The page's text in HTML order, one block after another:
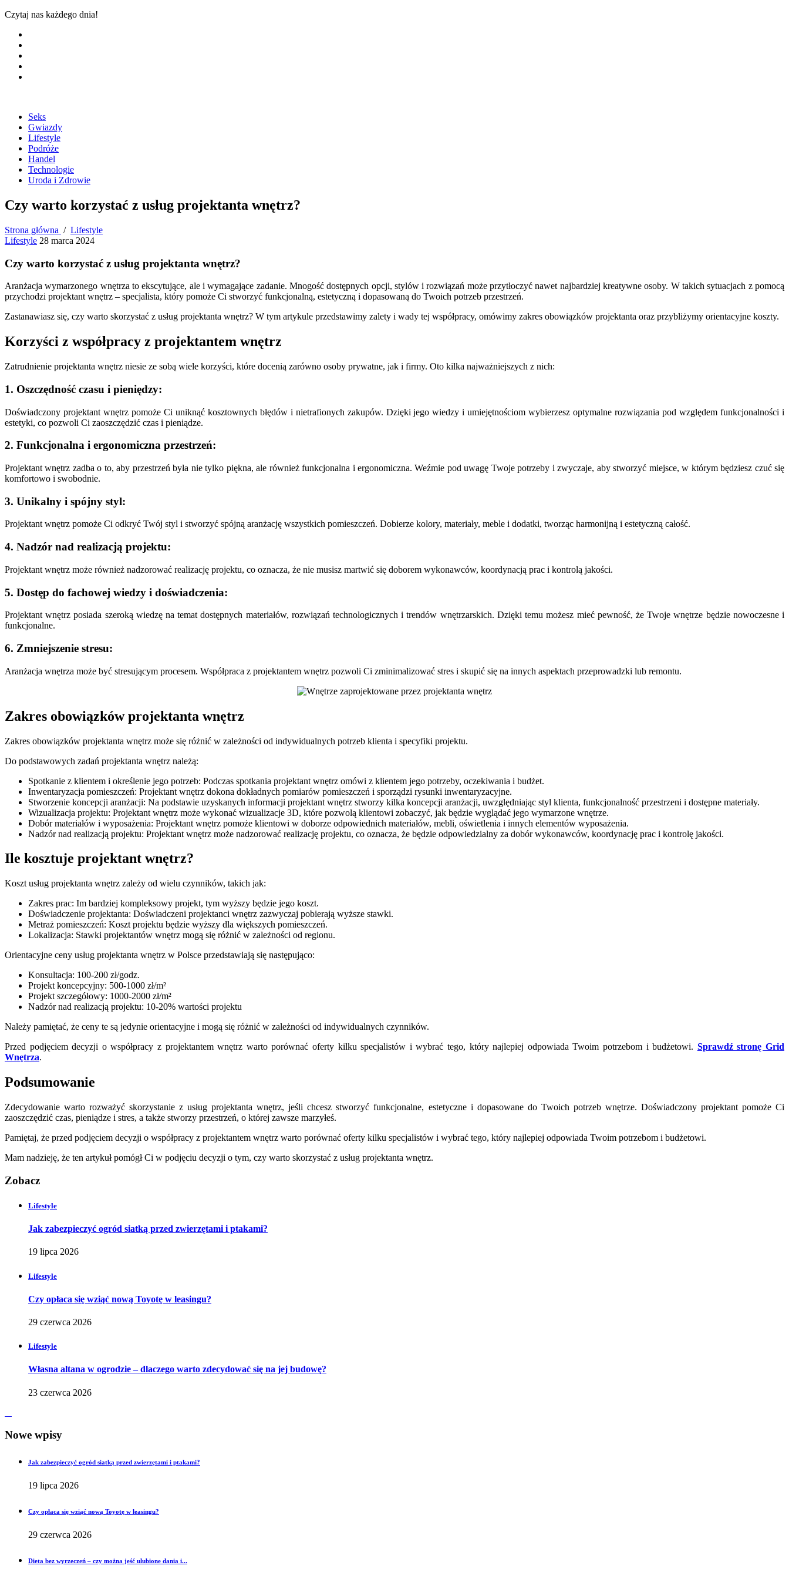
Czytaj nas każdego dnia!
Seks
Gwiazdy
Lifestyle
Podróże
Handel
Technologie
Uroda i Zdrowie
Czy warto korzystać z usług projektanta wnętrz?
Strona główna / Lifestyle
Lifestyle 28 marca 2024
Czy warto korzystać z usług projektanta wnętrz?
Aranżacja wymarzonego wnętrza to ekscytujące, ale i wymagające zadanie. Mnogość dostępnych opcji, stylów i rozwiązań może przytłoczyć nawet najbardziej kreatywne osoby. W takich sytuacjach z pomocą
przychodzi projektant wnętrz – specjalista, który pomoże Ci stworzyć funkcjonalną, estetyczną i dopasowaną do Twoich potrzeb przestrzeń.
Zastanawiasz się, czy warto skorzystać z usług projektanta wnętrz? W tym artykule przedstawimy zalety i wady tej współpracy, omówimy zakres obowiązków projektanta oraz przybliżymy orientacyjne koszty.
Korzyści z współpracy z projektantem wnętrz
Zatrudnienie projektanta wnętrz niesie ze sobą wiele korzyści, które docenią zarówno osoby prywatne, jak i firmy. Oto kilka najważniejszych z nich:
1. Oszczędność czasu i pieniędzy:
Doświadczony projektant wnętrz pomoże Ci uniknąć kosztownych błędów i nietrafionych zakupów. Dzięki jego wiedzy i umiejętnościom wybierzesz optymalne rozwiązania pod względem funkcjonalności i
estetyki, co pozwoli Ci zaoszczędzić czas i pieniądze.
2. Funkcjonalna i ergonomiczna przestrzeń:
Projektant wnętrz zadba o to, aby przestrzeń była nie tylko piękna, ale również funkcjonalna i ergonomiczna. Weźmie pod uwagę Twoje potrzeby i zwyczaje, aby stworzyć miejsce, w którym będziesz czuć się
komfortowo i swobodnie.
3. Unikalny i spójny styl:
Projektant wnętrz pomoże Ci odkryć Twój styl i stworzyć spójną aranżację wszystkich pomieszczeń. Dobierze kolory, materiały, meble i dodatki, tworząc harmonijną i estetyczną całość.
4. Nadzór nad realizacją projektu:
Projektant wnętrz może również nadzorować realizację projektu, co oznacza, że nie musisz martwić się doborem wykonawców, koordynacją prac i kontrolą jakości.
5. Dostęp do fachowej wiedzy i doświadczenia:
Projektant wnętrz posiada szeroką wiedzę na temat dostępnych materiałów, rozwiązań technologicznych i trendów wnętrzarskich. Dzięki temu możesz mieć pewność, że Twoje wnętrze będzie nowoczesne i
funkcjonalne.
6. Zmniejszenie stresu:
Aranżacja wnętrza może być stresującym procesem. Współpraca z projektantem wnętrz pozwoli Ci zminimalizować stres i skupić się na innych aspektach przeprowadzki lub remontu.
Zakres obowiązków projektanta wnętrz
Zakres obowiązków projektanta wnętrz może się różnić w zależności od indywidualnych potrzeb klienta i specyfiki projektu.
Do podstawowych zadań projektanta wnętrz należą:
Spotkanie z klientem i określenie jego potrzeb: Podczas spotkania projektant wnętrz omówi z klientem jego potrzeby, oczekiwania i budżet.
Inwentaryzacja pomieszczeń: Projektant wnętrz dokona dokładnych pomiarów pomieszczeń i sporządzi rysunki inwentaryzacyjne.
Stworzenie koncepcji aranżacji: Na podstawie uzyskanych informacji projektant wnętrz stworzy kilka koncepcji aranżacji, uwzględniając styl klienta, funkcjonalność przestrzeni i dostępne materiały.
Wizualizacja projektu: Projektant wnętrz może wykonać wizualizacje 3D, które pozwolą klientowi zobaczyć, jak będzie wyglądać jego wymarzone wnętrze.
Dobór materiałów i wyposażenia: Projektant wnętrz pomoże klientowi w doborze odpowiednich materiałów, mebli, oświetlenia i innych elementów wyposażenia.
Nadzór nad realizacją projektu: Projektant wnętrz może nadzorować realizację projektu, co oznacza, że będzie odpowiedzialny za dobór wykonawców, koordynację prac i kontrolę jakości.
Ile kosztuje projektant wnętrz?
Koszt usług projektanta wnętrz zależy od wielu czynników, takich jak:
Zakres prac: Im bardziej kompleksowy projekt, tym wyższy będzie jego koszt.
Doświadczenie projektanta: Doświadczeni projektanci wnętrz zazwyczaj pobierają wyższe stawki.
Metraż pomieszczeń: Koszt projektu będzie wyższy dla większych pomieszczeń.
Lokalizacja: Stawki projektantów wnętrz mogą się różnić w zależności od regionu.
Orientacyjne ceny usług projektanta wnętrz w Polsce przedstawiają się następująco:
Konsultacja: 100-200 zł/godz.
Projekt koncepcyjny: 500-1000 zł/m²
Projekt szczegółowy: 1000-2000 zł/m²
Nadzór nad realizacją projektu: 10-20% wartości projektu
Należy pamiętać, że ceny te są jedynie orientacyjne i mogą się różnić w zależności od indywidualnych czynników.
Przed podjęciem decyzji o współpracy z projektantem wnętrz warto porównać oferty kilku specjalistów i wybrać tego, który najlepiej odpowiada Twoim potrzebom i budżetowi. Sprawdź stronę Grid
Wnętrza.
Podsumowanie
Zdecydowanie warto rozważyć skorzystanie z usług projektanta wnętrz, jeśli chcesz stworzyć funkcjonalne, estetyczne i dopasowane do Twoich potrzeb wnętrze. Doświadczony projektant pomoże Ci
zaoszczędzić czas, pieniądze i stres, a także stworzy przestrzeń, o której zawsze marzyłeś.
Pamiętaj, że przed podjęciem decyzji o współpracy z projektantem wnętrz warto porównać oferty kilku specjalistów i wybrać tego, który najlepiej odpowiada Twoim potrzebom i budżetowi.
Mam nadzieję, że ten artykuł pomógł Ci w podjęciu decyzji o tym, czy warto skorzystać z usług projektanta wnętrz.
Zobacz
Lifestyle
Jak zabezpieczyć ogród siatką przed zwierzętami i ptakami?
19 lipca 2026
Lifestyle
Czy opłaca się wziąć nową Toyotę w leasingu?
29 czerwca 2026
Lifestyle
Własna altana w ogrodzie – dlaczego warto zdecydować się na jej budowę?
23 czerwca 2026
Nowe wpisy
Jak zabezpieczyć ogród siatką przed zwierzętami i ptakami?
19 lipca 2026
Czy opłaca się wziąć nową Toyotę w leasingu?
29 czerwca 2026
Dieta bez wyrzeczeń – czy można jeść ulubione dania i...